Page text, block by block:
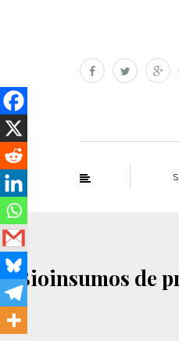
Bioinsumos de